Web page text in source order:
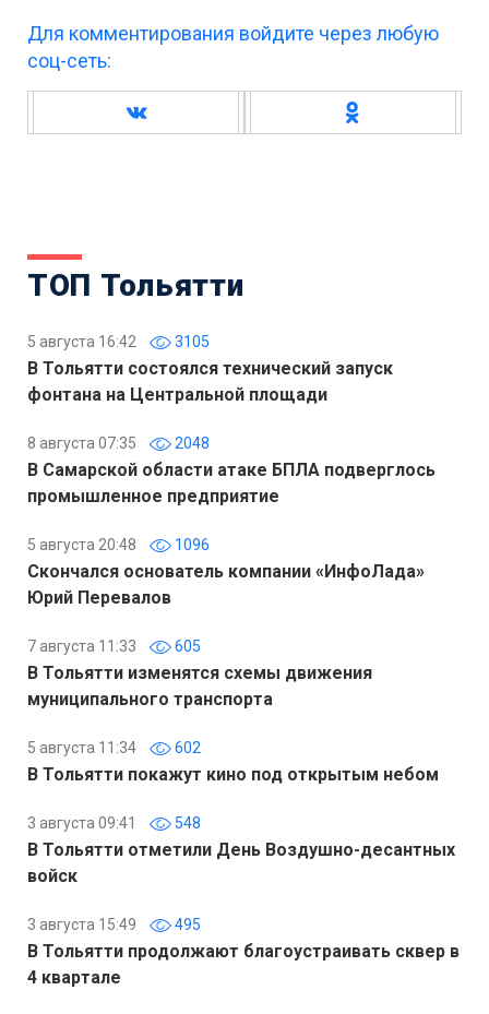
Для комментирования войдите через любую
соц-сеть:
ТОП Тольятти
5 августа 16:42 3105
В Тольятти состоялся технический запуск
фонтана на Центральной площади
8 августа 07:35 2048
В Самарской области атаке БПЛА подверглось
промышленное предприятие
5 августа 20:48 1096
Скончался основатель компании «ИнфоЛада»
Юрий Перевалов
7 августа 11:33 605
В Тольятти изменятся схемы движения
муниципального транспорта
5 августа 11:34 602
В Тольятти покажут кино под открытым небом
3 августа 09:41 548
В Тольятти отметили День Воздушно-десантных
войск
3 августа 15:49 495
В Тольятти продолжают благоустраивать сквер в
4 квартале